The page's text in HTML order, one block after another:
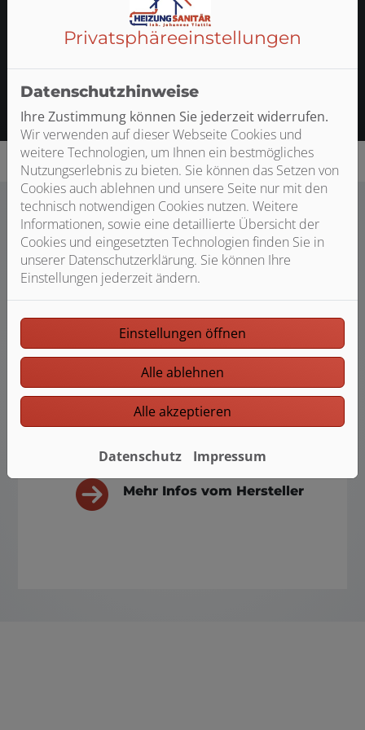
oder den Wasserdruck erhöhen? Finden Sie hier die
richtige Pumpe für Ihre Anwendung in Haus und
Zum Pumpenberater
Mehr Infos vom Hersteller
Privatsphäre­einstellungen
Datenschutzhinweise
Ihre Zustimmung können Sie jederzeit widerrufen.
Wir verwenden auf dieser Webseite Cookies und
weitere Technologien, um Ihnen ein bestmögliches
Nutzungserlebnis zu bieten. Sie können das Setzen von
Cookies auch ablehnen und unsere Seite nur mit den
technisch notwendigen Cookies nutzen. Weitere
Informationen, sowie eine detaillierte Übersicht der
Cookies und eingesetzten Technologien finden Sie in
unserer Datenschutzerklärung. Sie können Ihre
Einstellungen jederzeit ändern.
Einstellungen öffnen
Alle ablehnen
Alle akzeptieren
Datenschutz Impressum